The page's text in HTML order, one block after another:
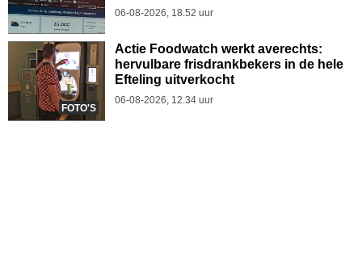
06-08-2026, 18.52 uur
FOTO'S
Actie Foodwatch werkt averechts:
hervulbare frisdrankbekers in de hele
Efteling uitverkocht
06-08-2026, 12.34 uur